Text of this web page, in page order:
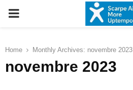
PRIMARY
Home Monthly Archives: novembre 2023
novembre 2023